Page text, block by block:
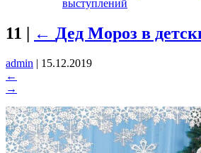
выступлений
11 | ← Дед Мороз в
admin | 15.12.2019
←
→